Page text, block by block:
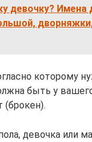
девочку?
которому
быть у
(брокен).
девочка или